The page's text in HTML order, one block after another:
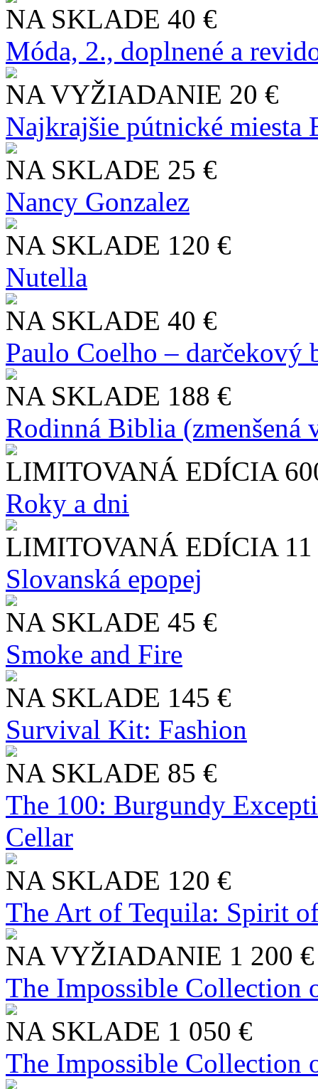
NA SKLADE 40 €
Móda, 2., doplnené a
NA VYŽIADANIE 20 €
Najkrajšie pútnické miesta
NA SKLADE 25 €
Nancy Gonzalez
NA SKLADE 120 €
Nutella
NA SKLADE 40 €
Paulo Coelho – darčekový
NA SKLADE 188 €
Rodinná Biblia (zmenšená
LIMITOVANÁ EDÍCIA
Roky a dni
LIMITOVANÁ EDÍCIA
Slo​vanská epopej
NA SKLADE 45 €
Smoke and Fire
NA SKLADE 145 €
Survival Kit: Fashion
NA SKLADE 85 €
The 100: Burgundy
Cellar
NA SKLADE 120 €
The Art of Tequila: Spirit
NA VYŽIADANIE 1 200 €
The Impossible Collection
NA SKLADE 1 050 €
The Impossible Collection